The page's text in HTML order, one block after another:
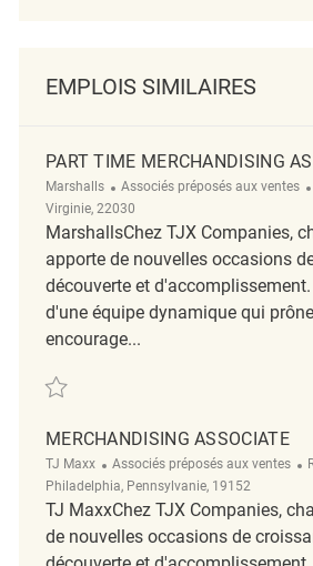
EMPLOIS SIMILAIRES
PART TIME MERCHANDISING
Marshalls Catégorie
Associés préposés aux ventes
Virginie, 22030
MarshallsChez TJX Companies,
apporte de nouvelles occasions
découverte et
d'une équipe dynamique qui
encourage...
Sauvegarder Part time Merchandising
MERCHANDISING ASSOCIATE
TJ Maxx Catégorie
Associés préposés aux ventes
Philadelphia, Pennsylvanie, 19152
TJ MaxxChez TJX Companies,
de nouvelles occasions de